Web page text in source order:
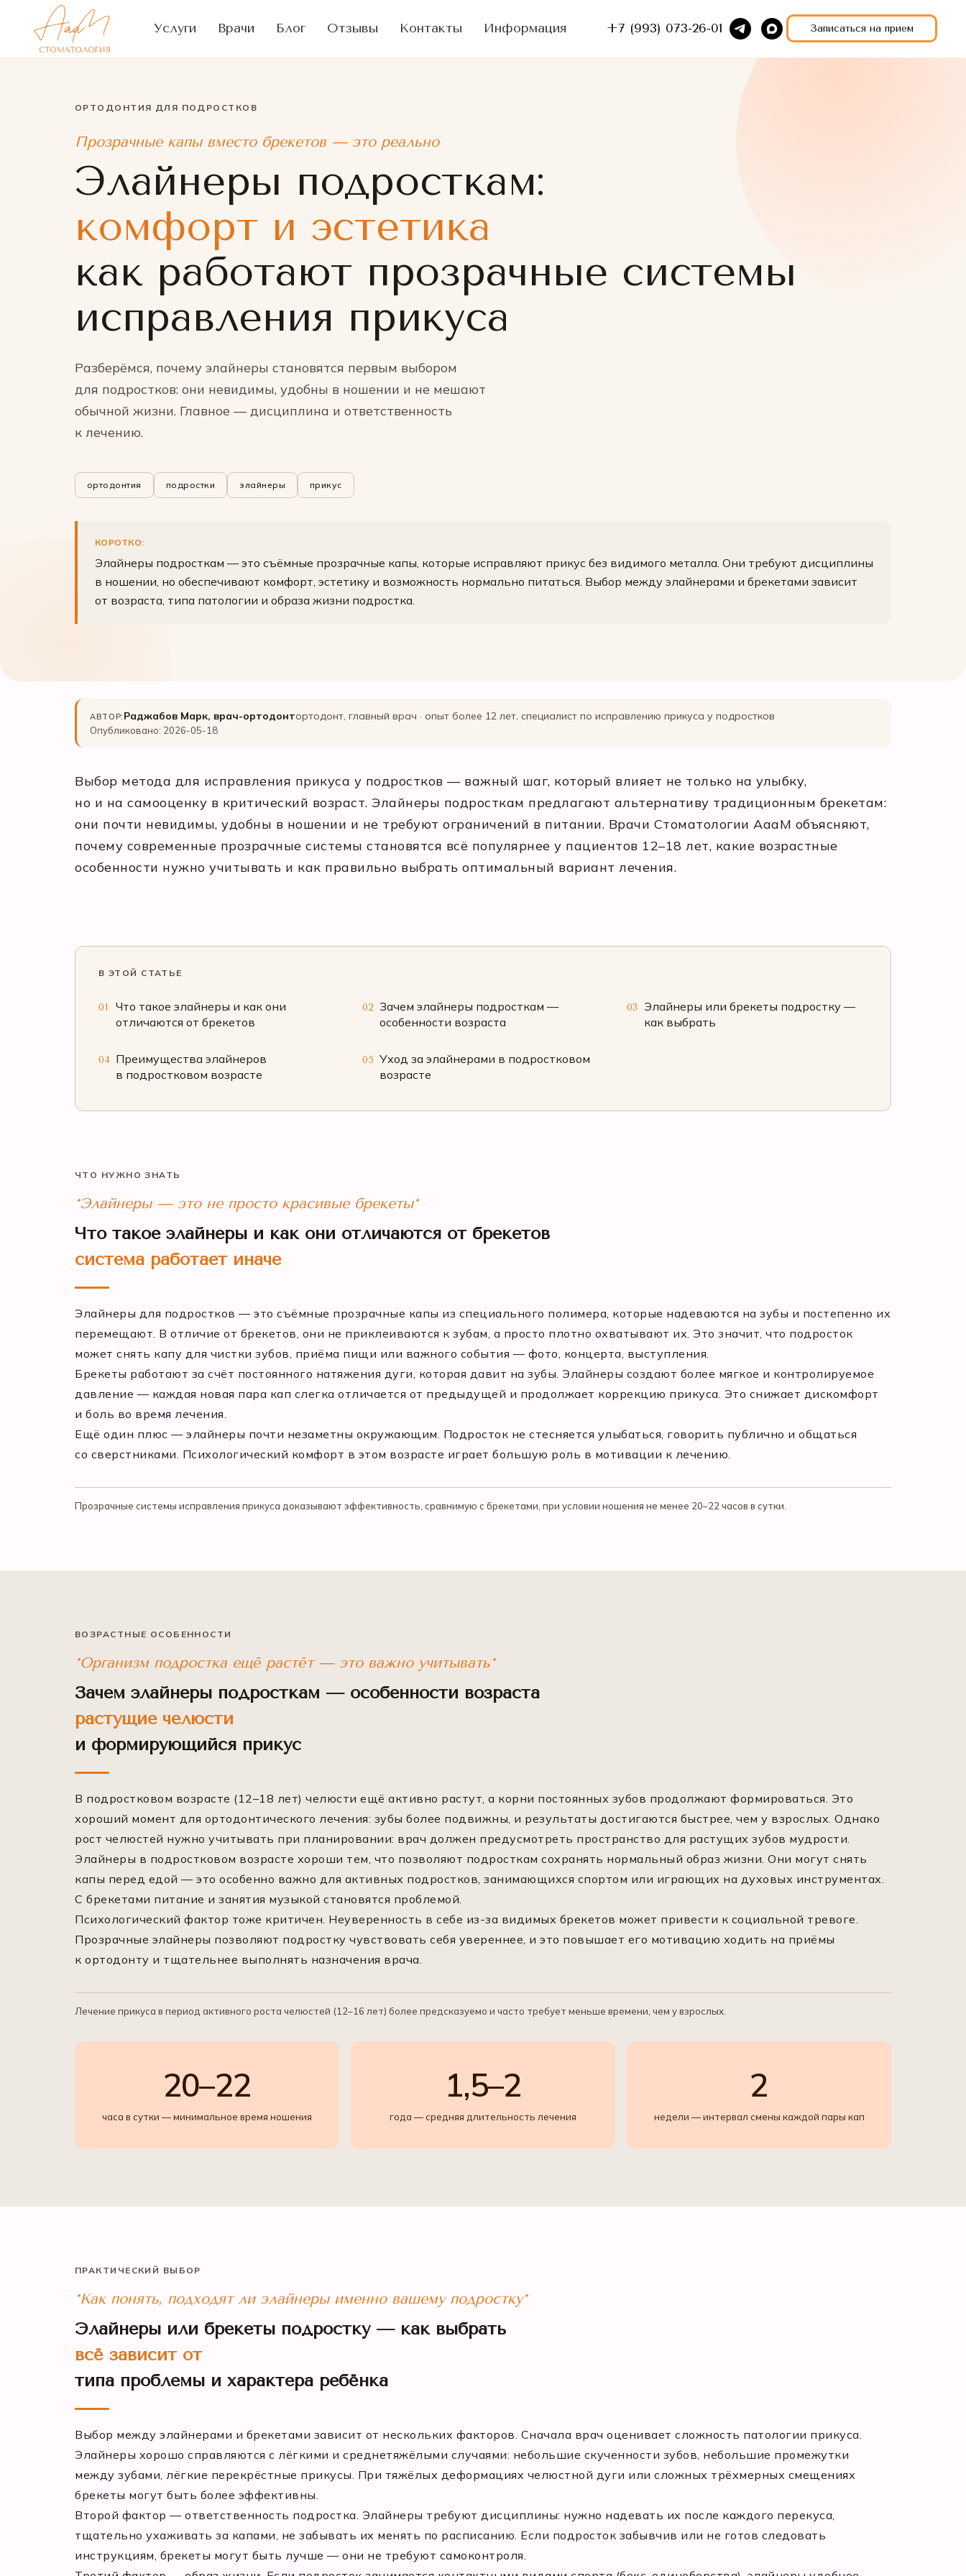
Услуги Врачи Блог Отзывы Контакты Информация +7 (993) 073-26-01 Записаться на прием
ОРТОДОНТИЯ ДЛЯ ПОДРОСТКОВ
Прозрачные капы вместо брекетов — это реально
Элайнеры подросткам:
комфорт и эстетика
как работают прозрачные системы
исправления прикуса
Разберёмся, почему элайнеры становятся первым выбором
для подростков: они невидимы, удобны в ношении и не мешают
обычной жизни. Главное — дисциплина и ответственность
к лечению.
ортодонтия подростки элайнеры прикус
КОРОТКО:
Элайнеры подросткам — это съёмные прозрачные капы, которые исправляют прикус без видимого металла. Они требуют дисциплины
в ношении, но обеспечивают комфорт, эстетику и возможность нормально питаться. Выбор между элайнерами и брекетами зависит
от возраста, типа патологии и образа жизни подростка.
АВТОР: Раджабов Марк, врач-ортодонтортодонт, главный врач · опыт более 12 лет, специалист по исправлению прикуса у подростков
Опубликовано: 2026-05-18
Выбор метода для исправления прикуса у подростков — важный шаг, который влияет не только на улыбку,
но и на самооценку в критический возраст. Элайнеры подросткам предлагают альтернативу традиционным брекетам:
они почти невидимы, удобны в ношении и не требуют ограничений в питании. Врачи Стоматологии АааМ объясняют,
почему современные прозрачные системы становятся всё популярнее у пациентов 12–18 лет, какие возрастные
особенности нужно учитывать и как правильно выбрать оптимальный вариант лечения.
В ЭТОЙ СТАТЬЕ
01
Что такое элайнеры и как они
отличаются от брекетов
02 Зачем элайнеры подросткам —
особенности возраста
03
Элайнеры или брекеты подростку —
как выбрать
04 Преимущества элайнеров
в подростковом возрасте
05
Уход за элайнерами в подростковом
возрасте
ЧТО НУЖНО ЗНАТЬ
*Элайнеры — это не просто красивые брекеты*
Что такое элайнеры и как они отличаются от брекетов
система работает иначе
Элайнеры для подростков — это съёмные прозрачные капы из специального полимера, которые надеваются на зубы и постепенно их
перемещают. В отличие от брекетов, они не приклеиваются к зубам, а просто плотно охватывают их. Это значит, что подросток
может снять капу для чистки зубов, приёма пищи или важного события — фото, концерта, выступления.
Брекеты работают за счёт постоянного натяжения дуги, которая давит на зубы. Элайнеры создают более мягкое и контролируемое
давление — каждая новая пара кап слегка отличается от предыдущей и продолжает коррекцию прикуса. Это снижает дискомфорт
и боль во время лечения.
Ещё один плюс — элайнеры почти незаметны окружающим. Подросток не стесняется улыбаться, говорить публично и общаться
со сверстниками. Психологический комфорт в этом возрасте играет большую роль в мотивации к лечению.
Прозрачные системы исправления прикуса доказывают эффективность, сравнимую с брекетами, при условии ношения не менее 20–22 часов в сутки.
ВОЗРАСТНЫЕ ОСОБЕННОСТИ
*Организм подростка ещё растёт — это важно учитывать*
Зачем элайнеры подросткам — особенности возраста
растущие челюсти
и формирующийся прикус
В подростковом возрасте (12–18 лет) челюсти ещё активно растут, а корни постоянных зубов продолжают формироваться. Это
хороший момент для ортодонтического лечения: зубы более подвижны, и результаты достигаются быстрее, чем у взрослых. Однако
рост челюстей нужно учитывать при планировании: врач должен предусмотреть пространство для растущих зубов мудрости.
Элайнеры в подростковом возрасте хороши тем, что позволяют подросткам сохранять нормальный образ жизни. Они могут снять
капы перед едой — это особенно важно для активных подростков, занимающихся спортом или играющих на духовых инструментах.
С брекетами питание и занятия музыкой становятся проблемой.
Психологический фактор тоже критичен. Неуверенность в себе из-за видимых брекетов может привести к социальной тревоге.
Прозрачные элайнеры позволяют подростку чувствовать себя увереннее, и это повышает его мотивацию ходить на приёмы
к ортодонту и тщательнее выполнять назначения врача.
Лечение прикуса в период активного роста челюстей (12–16 лет) более предсказуемо и часто требует меньше времени, чем у взрослых.
20–22
часа в сутки — минимальное время ношения
1,5–2
года — средняя длительность лечения
2
недели — интервал смены каждой пары кап
ПРАКТИЧЕСКИЙ ВЫБОР
*Как понять, подходят ли элайнеры именно вашему подростку*
Элайнеры или брекеты подростку — как выбрать
всё зависит от
типа проблемы и характера ребёнка
Выбор между элайнерами и брекетами зависит от нескольких факторов. Сначала врач оценивает сложность патологии прикуса.
Элайнеры хорошо справляются с лёгкими и среднетяжёлыми случаями: небольшие скученности зубов, небольшие промежутки
между зубами, лёгкие перекрёстные прикусы. При тяжёлых деформациях челюстной дуги или сложных трёхмерных смещениях
брекеты могут быть более эффективны.
Второй фактор — ответственность подростка. Элайнеры требуют дисциплины: нужно надевать их после каждого перекуса,
тщательно ухаживать за капами, не забывать их менять по расписанию. Если подросток забывчив или не готов следовать
инструкциям, брекеты могут быть лучше — они не требуют самоконтроля.